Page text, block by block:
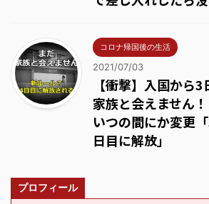
コロナ帰国後の生活
2021/07/03
【衝撃】入国から
家族と会えません
いつの間にか変更
日目に解放」
プロフィール